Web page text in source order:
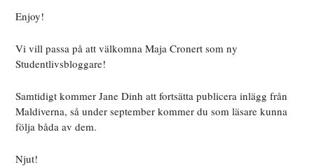
Enjoy!
Vi vill passa på att välkomna Maja Cronert som ny
Studentlivsbloggare!
Samtidigt kommer Jane Dinh att fortsätta publicera inlägg från
Maldiverna, så under september kommer du som läsare kunna
följa båda av dem.
Njut!